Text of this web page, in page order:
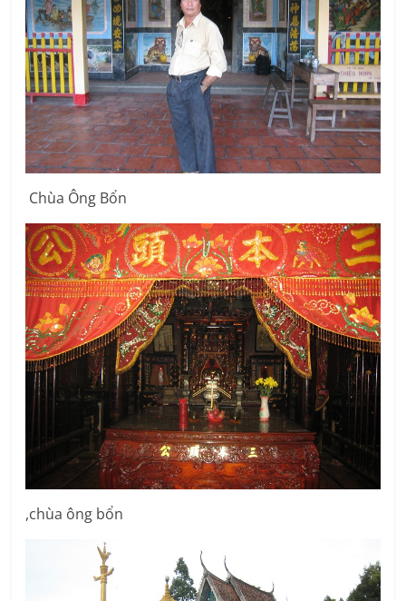
Chùa Ông Bổn
,chùa ông bổn